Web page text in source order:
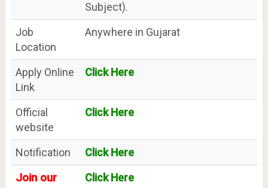
Subject).
Job
Location
Anywhere in Gujarat
Apply Online
Link
Click Here
Official
website
Click Here
Notification Click Here
Join our
Click Here